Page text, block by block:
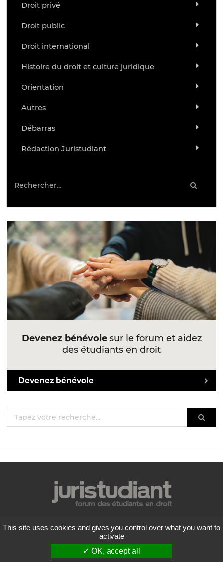
Droit privé
Droit public
Droit international
Histoire du droit et culture juridique
Orientation
Autres
Débarras
Rédaction Juristudiant
Devenez bénévolesur le forum et aidez
des étudiants en droit
Devenez bénévole
Mentions légales
Politique de confidentialité
Conditions générales d'utilisation
Liste des forums
This site uses cookies and gives you control over what you want to
activate
✓ OK, accept all